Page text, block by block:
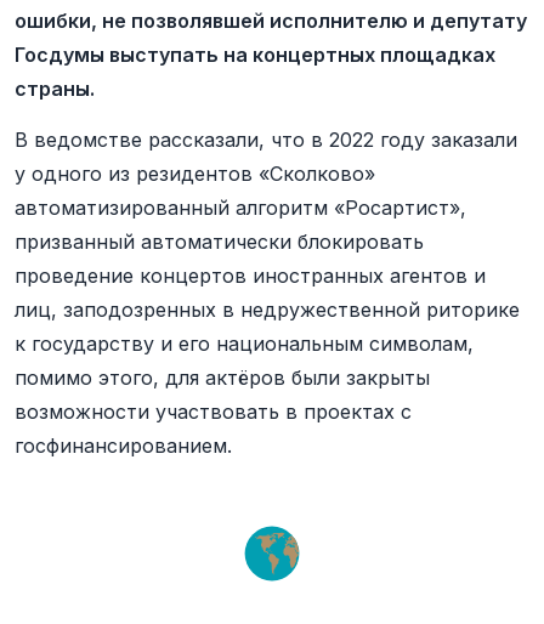
ошибки, не позволявшей исполнителю и депутату
Госдумы выступать на концертных площадках
страны.
В ведомстве рассказали, что в 2022 году заказали
у одного из резидентов «Сколково»
автоматизированный алгоритм «Росартист»,
призванный автоматически блокировать
проведение концертов иностранных агентов и
лиц, заподозренных в недружественной риторике
к государству и его национальным символам,
помимо этого, для актёров были закрыты
возможности участвовать в проектах с
госфинансированием.